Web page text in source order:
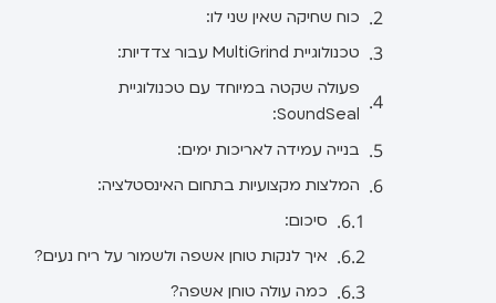
כוח שחיקה שאין שני לו:
טכנולוגיית MultiGrind עבור צדדיות:
פעולה שקטה במיוחד עם טכנולוגיית
SoundSeal:
בנייה עמידה לאריכות ימים:
המלצות מקצועיות בתחום האינסטלציה:
סיכום:
איך לנקות טוחן אשפה ולשמור על ריח נעים?
כמה עולה טוחן אשפה?